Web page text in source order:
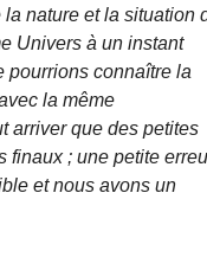
nature et la situation
Univers à un instant
pourrions connaître la
la même
arriver que des petites
finaux ; une petite
et nous avons un